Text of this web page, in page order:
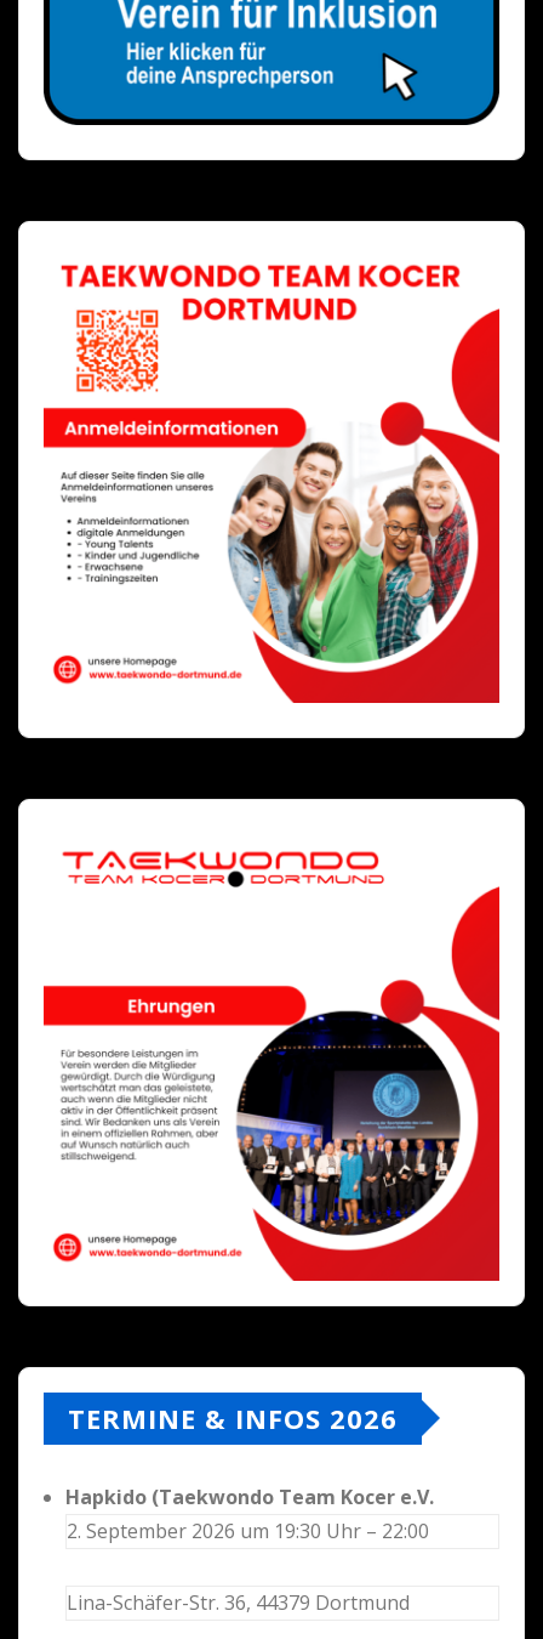
TERMINE & INFOS 2026
Hapkido (Taekwondo Team Kocer e.V.
2. September 2026 um 19:30 Uhr – 22:00
Lina-Schäfer-Str. 36, 44379 Dortmund